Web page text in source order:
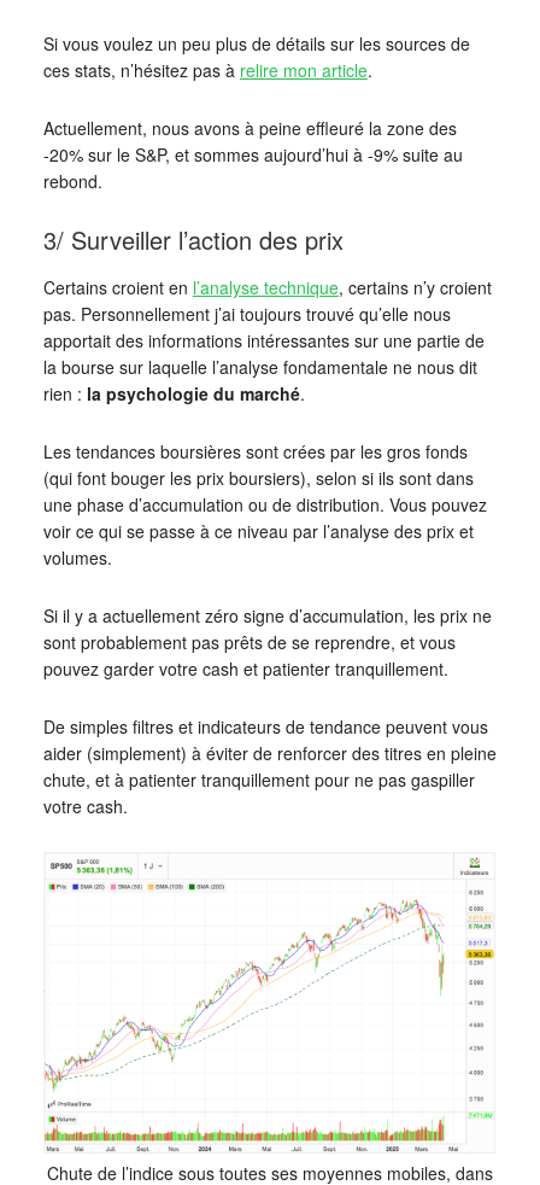
Si vous voulez un peu plus de détails sur les sources de
ces stats, n’hésitez pas à relire mon article.
Actuellement, nous avons à peine effleuré la zone des
-20% sur le S&P, et sommes aujourd’hui à -9% suite au
rebond.
3/ Surveiller l’action des prix
Certains croient en l’analyse technique, certains n’y croient
pas. Personnellement j’ai toujours trouvé qu’elle nous
apportait des informations intéressantes sur une partie de
la bourse sur laquelle l’analyse fondamentale ne nous dit
rien : la psychologie du marché.
Les tendances boursières sont crées par les gros fonds
(qui font bouger les prix boursiers), selon si ils sont dans
une phase d’accumulation ou de distribution. Vous pouvez
voir ce qui se passe à ce niveau par l’analyse des prix et
volumes.
Si il y a actuellement zéro signe d’accumulation, les prix ne
sont probablement pas prêts de se reprendre, et vous
pouvez garder votre cash et patienter tranquillement.
De simples filtres et indicateurs de tendance peuvent vous
aider (simplement) à éviter de renforcer des titres en pleine
chute, et à patienter tranquillement pour ne pas gaspiller
votre cash.
Chute de l’indice sous toutes ses moyennes mobiles, dans